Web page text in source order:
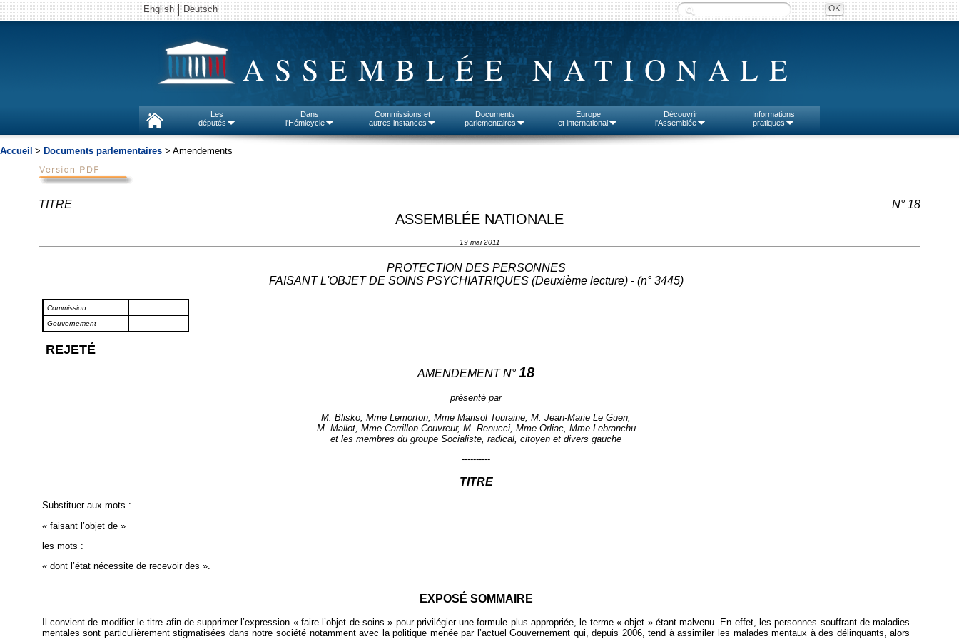
English Deutsch
ASSEMBLÉE NATIONALE
Les
députés
Dans
l'Hémicycle
Commissions et
autres instances
Documents
parlementaires
Europe
et international
Découvrir
l'Assemblée
Informations
pratiques
Accueil > Documents parlementaires > Amendements
TITRE N° 18
ASSEMBLÉE NATIONALE
19 mai 2011
PROTECTION DES PERSONNES
FAISANT L'OBJET DE SOINS PSYCHIATRIQUES (Deuxième lecture) - (n° 3445)
Commission
Gouvernement
REJETÉ
AMENDEMENT N° 18
présenté par
M. Blisko, Mme Lemorton, Mme Marisol Touraine, M. Jean-Marie Le Guen,
M. Mallot, Mme Carrillon-Couvreur, M. Renucci, Mme Orliac, Mme Lebranchu
et les membres du groupe Socialiste, radical, citoyen et divers gauche
----------
TITRE
Substituer aux mots :
« faisant l’objet de »
les mots :
« dont l’état nécessite de recevoir des ».
EXPOSÉ SOMMAIRE
Il convient de modifier le titre afin de supprimer l’expression « faire l’objet de soins » pour privilégier une formule plus appropriée, le terme « objet » étant malvenu. En effet, les personnes souffrant de maladies
mentales sont particulièrement stigmatisées dans notre société notamment avec la politique menée par l’actuel Gouvernement qui, depuis 2006, tend à assimiler les malades mentaux à des délinquants, alors